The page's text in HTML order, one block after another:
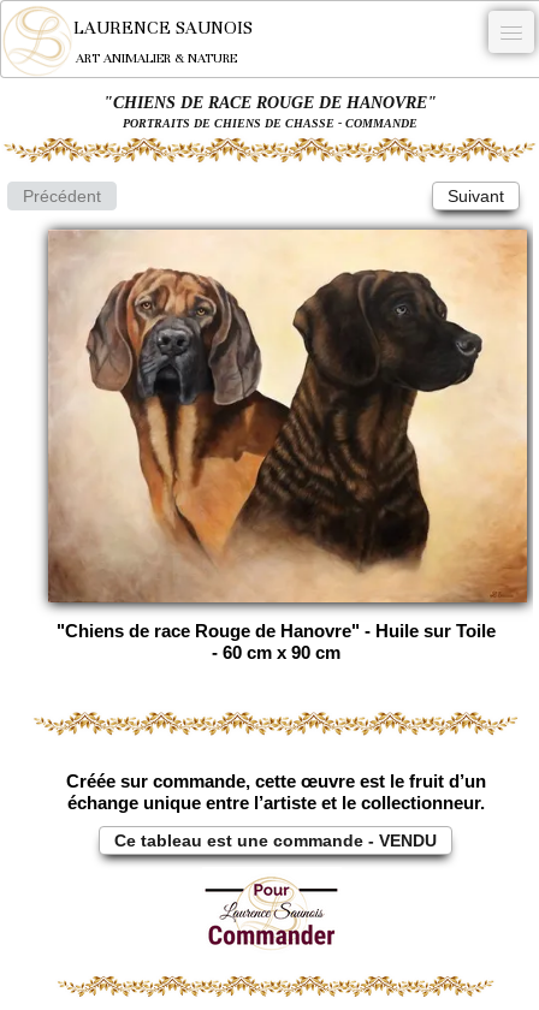
LAURENCE SAUNOIS
ART ANIMALIER & NATURE
NYMPHEUS LUMINANSIS.
OEUVRES
BECASSE
COMMANDE
L'ARTISTE.
NEWS
CONTACT
Français
"CHIENS DE RACE ROUGE DE HANOVRE"
PORTRAITS DE CHIENS DE CHASSE - COMMANDE
Précédent Suivant
"Chiens de race Rouge de Hanovre" - Huile sur Toile
- 60 cm x 90 cm
Créée sur commande, cette œuvre est le fruit d’un
échange unique entre l’artiste et le collectionneur.
Ce tableau est une commande - VENDU